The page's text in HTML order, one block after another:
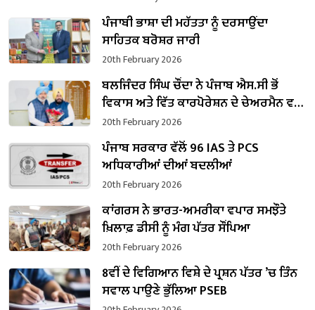
ਪੰਜਾਬੀ ਭਾਸ਼ਾ ਦੀ ਮਹੱਤਤਾ ਨੂੰ ਦਰਸਾਉਂਦਾ
ਸਾਹਿਤਕ ਬਰੋਸ਼ਰ ਜਾਰੀ
20th February 2026
ਬਲਜਿੰਦਰ ਸਿੰਘ ਚੌਂਦਾ ਨੇ ਪੰਜਾਬ ਐਸ.ਸੀ ਭੋਂ
ਵਿਕਾਸ ਅਤੇ ਵਿੱਤ ਕਾਰਪੋਰੇਸ਼ਨ ਦੇ ਚੇਅਰਮੈਨ ਵਜੋਂ
ਸੰਭਾਲਿਆ ਕਾਰਜਭਾਰ
20th February 2026
ਪੰਜਾਬ ਸਰਕਾਰ ਵੱਲੋਂ 96 IAS ਤੇ PCS
ਅਧਿਕਾਰੀਆਂ ਦੀਆਂ ਬਦਲੀਆਂ
20th February 2026
ਕਾਂਗਰਸ ਨੇ ਭਾਰਤ-ਅਮਰੀਕਾ ਵਪਾਰ ਸਮਝੌਤੇ
ਖ਼ਿਲਾਫ਼ ਡੀਸੀ ਨੂੰ ਮੰਗ ਪੱਤਰ ਸੌਂਪਿਆ
20th February 2026
8ਵੀਂ ਦੇ ਵਿਗਿਆਨ ਵਿਸ਼ੇ ਦੇ ਪ੍ਰਸ਼ਨ ਪੱਤਰ ’ਚ ਤਿੰਨ
ਸਵਾਲ ਪਾਉਣੇ ਭੁੱਲਿਆ PSEB